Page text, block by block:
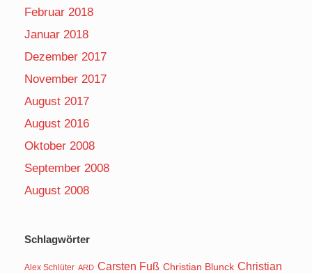
Februar 2018
Januar 2018
Dezember 2017
November 2017
August 2017
August 2016
Oktober 2008
September 2008
August 2008
Schlagwörter
Alex Schlüter ARD Carsten Fuß Christian Blunck Christian